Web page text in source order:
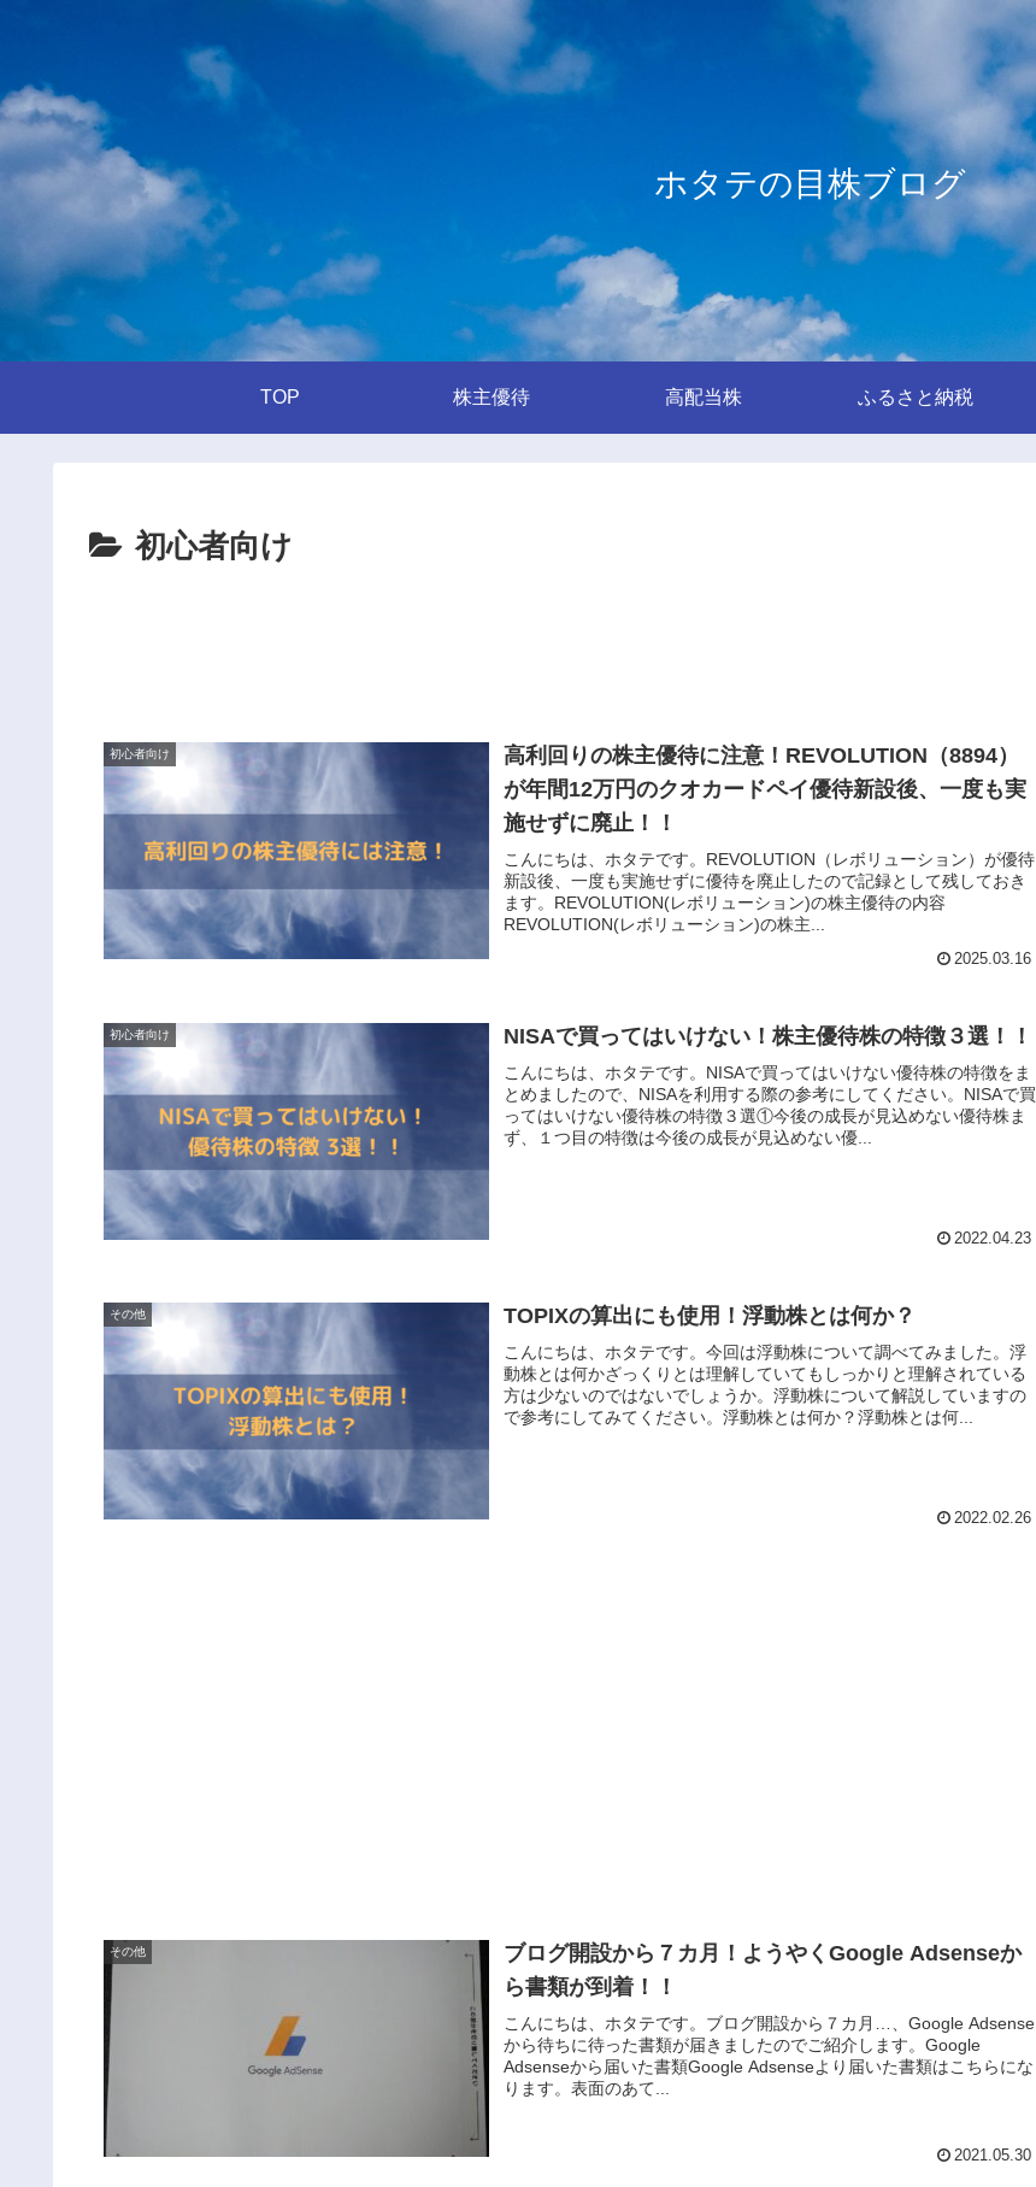
ホタテの目株ブログ
TOP 株主優待 高配当株 ふるさと納税
初心者向け
初心者向け
高利回りの株主優待に注意！REVOLUTION（8894）
が年間12万円のクオカードペイ優待新設後、一度も実
施せずに廃止！！
こんにちは、ホタテです。REVOLUTION（レボリューション）が優待
新設後、一度も実施せずに優待を廃止したので記録として残しておき
ます。REVOLUTION(レボリューション)の株主優待の内容
REVOLUTION(レボリューション)の株主...
2025.03.16
初心者向け NISAで買ってはいけない！株主優待株の特徴３選！！
こんにちは、ホタテです。NISAで買ってはいけない優待株の特徴をま
とめましたので、NISAを利用する際の参考にしてください。NISAで買
ってはいけない優待株の特徴３選①今後の成長が見込めない優待株ま
ず、１つ目の特徴は今後の成長が見込めない優...
2022.04.23
その他 TOPIXの算出にも使用！浮動株とは何か？
こんにちは、ホタテです。今回は浮動株について調べてみました。浮
動株とは何かざっくりとは理解していてもしっかりと理解されている
方は少ないのではないでしょうか。浮動株について解説していますの
で参考にしてみてください。浮動株とは何か？浮動株とは何...
2022.02.26
その他
ブログ開設から７カ月！ようやくGoogle Adsenseか
ら書類が到着！！
こんにちは、ホタテです。ブログ開設から７カ月…、Google Adsense
から待ちに待った書類が届きましたのでご紹介します。Google
Adsenseから届いた書類Google Adsenseより届いた書類はこちらにな
ります。表面のあて...
2021.05.30